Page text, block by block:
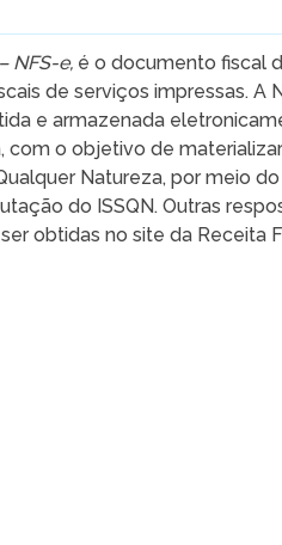
NFS-e, é o documento fiscal
de serviços impressas. A
e armazenada
com o objetivo de
Natureza, por meio
do ISSQN. Outras
obtidas no site da Receita